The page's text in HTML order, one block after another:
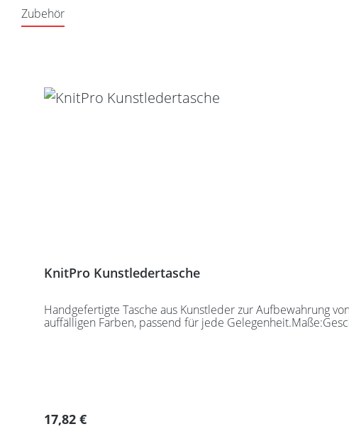
Zubehör
KnitPro Kunstledertasche
Handgefertigte Tasche aus Kunstleder zur Aufbewahrung
auffälligen Farben, passend für jede
Regulärer Preis:
17,82 €